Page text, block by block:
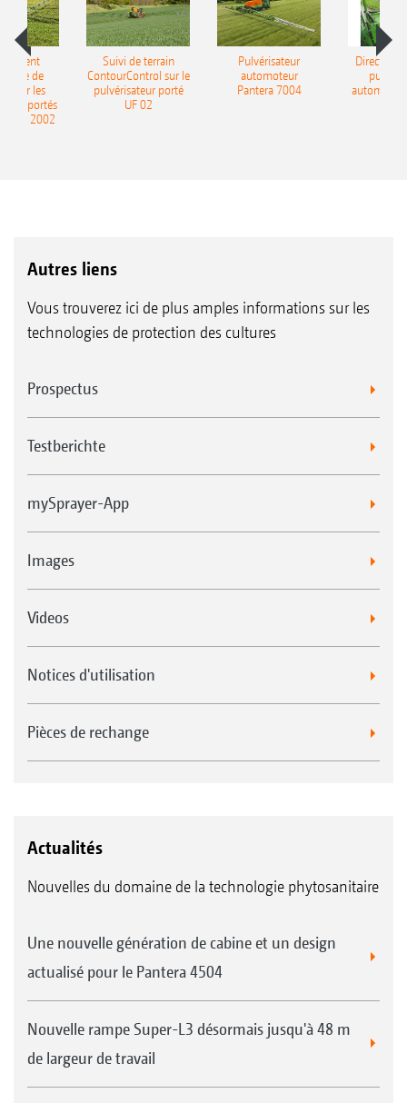
de
pour les
portés
UF 2002
Suivi de terrain
ContourControl sur le
pulvérisateur porté
UF 02
Pulvérisateur
automoteur
Pantera 7004
Autres liens
Vous trouverez ici de plus amples informations sur les
technologies de protection des cultures
Prospectus
Testberichte
mySprayer-App
Images
Videos
Notices d'utilisation
Pièces de rechange
Actualités
Nouvelles du domaine de la technologie phytosanitaire
Une nouvelle génération de cabine et un design
actualisé pour le Pantera 4504
Nouvelle rampe Super-L3 désormais jusqu'à 48 m
de largeur de travail